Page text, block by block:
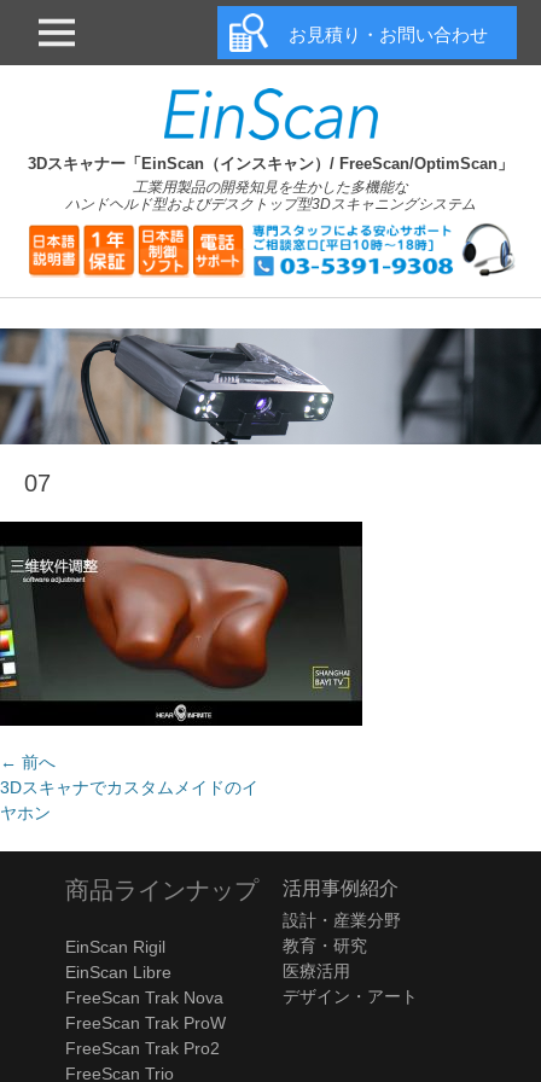
メインメニュー
お見積り・お問い合わせ
3Dスキャナー「EinScan（インスキャン）/ FreeScan/OptimScan」
工業用製品の開発知見を生かした多機能な
ハンドヘルド型およびデスクトップ型3Dスキャニングシステム
07
投
稿
ナ
ビ
← 前へ
前
の
3Dスキャナでカスタムメイドのイ
ヤホン
商品ラインナップ
EinScan Rigil
EinScan Libre
FreeScan Trak Nova
FreeScan Trak ProW
FreeScan Trak Pro2
FreeScan Trio
活用事例紹介
設計・産業分野
教育・研究
医療活用
デザイン・アート